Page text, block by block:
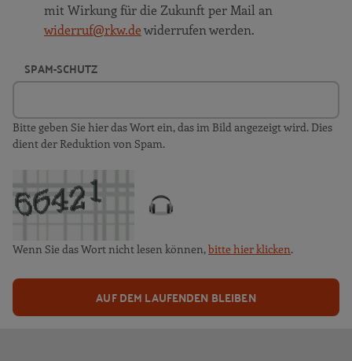
mit Wirkung für die Zukunft per Mail an
widerruf@rkw.dewiderrufen werden.
SPAM-SCHUTZ
Bitte geben Sie hier das Wort ein, das im Bild angezeigt wird. Dies
dient der Reduktion von Spam.
Wenn Sie das Wort nicht lesen können, bitte hier klicken.
AUF DEM LAUFENDEN BLEIBEN